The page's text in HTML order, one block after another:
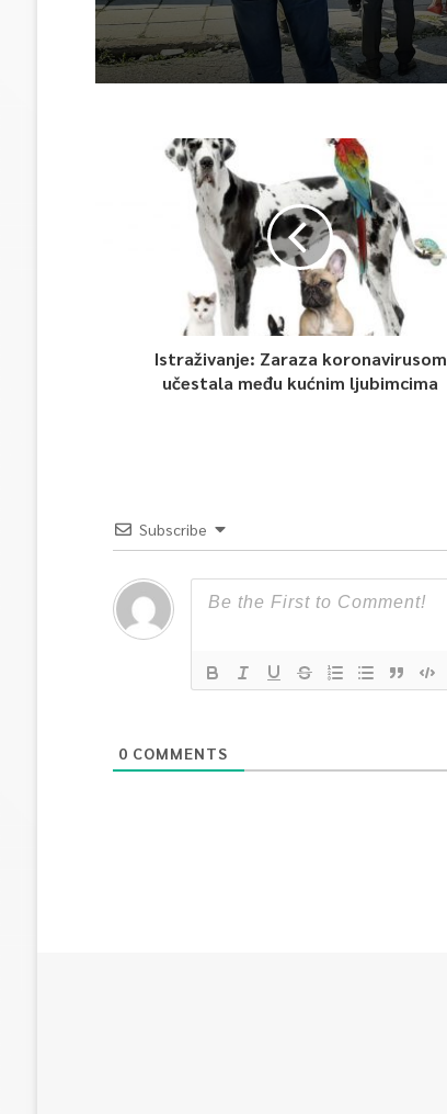
Istraživanje: Zaraza koronavirusom
učestala među kućnim ljubimcima
Subscribe
0 COMMENTS